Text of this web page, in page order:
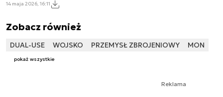
14 maja 2026, 16:11
Zobacz również
DUAL-USE WOJSKO PRZEMYSŁ ZBROJENIOWY MON
pokaż wszystkie
Reklama